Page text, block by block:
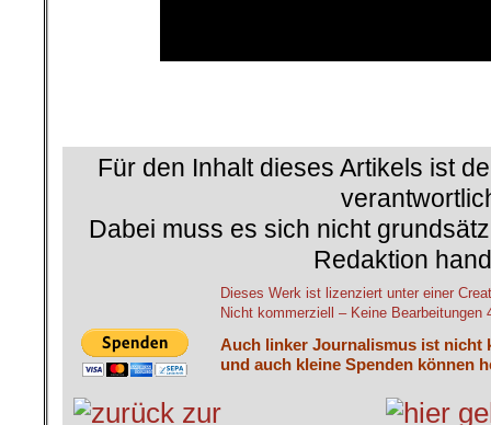
Für den Inhalt dieses Artikels ist
Dabei muss es sich nicht
Redaktion
Dieses Werk ist lizenziert unter einer
Nicht kommerziell – Keine Bearbeitungen
Auch linker Journalismus ist nicht
und auch kleine Spenden können